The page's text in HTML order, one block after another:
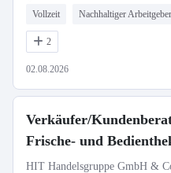
Vollzeit Nachhaltiger Arbeitgeber
2
02.08.2026
Verkäufer/
Frische- und
HIT Handelsgruppe GmbH &